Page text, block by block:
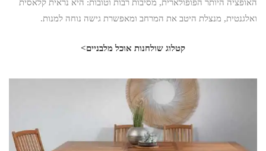
האופציה היותר הפופולארית, מסיבות רבות וטובות: היא נראית קלאסית
ואלגנטית, מנצלת היטב את המרחב ומאפשרת גישה נוחה למנות.
קטלוג שולחנות אוכל מלבניים>